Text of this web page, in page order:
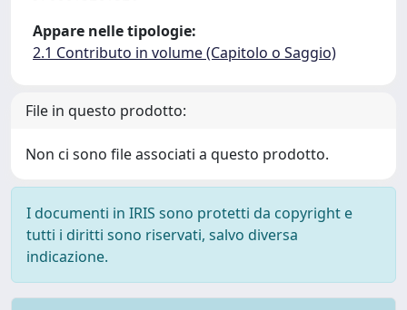
Appare nelle tipologie:
2.1 Contributo in volume (Capitolo o Saggio)
File in questo prodotto:
Non ci sono file associati a questo prodotto.
I documenti in IRIS sono protetti da copyright e
tutti i diritti sono riservati, salvo diversa
indicazione.